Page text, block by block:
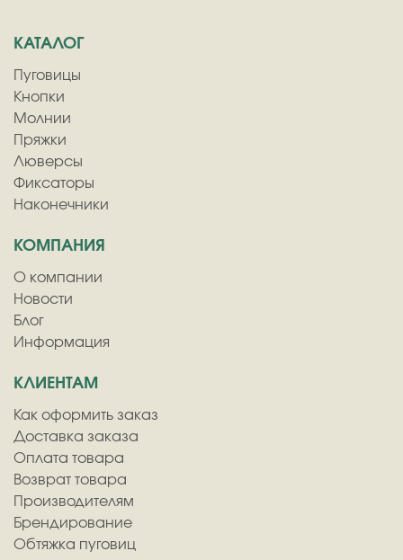
КАТАЛОГ
Пуговицы
Кнопки
Молнии
Пряжки
Люверсы
Фиксаторы
Наконечники
КОМПАНИЯ
О компании
Новости
Блог
Информация
КЛИЕНТАМ
Как оформить заказ
Доставка заказа
Оплата товара
Возврат товара
Производителям
Брендирование
Обтяжка пуговиц